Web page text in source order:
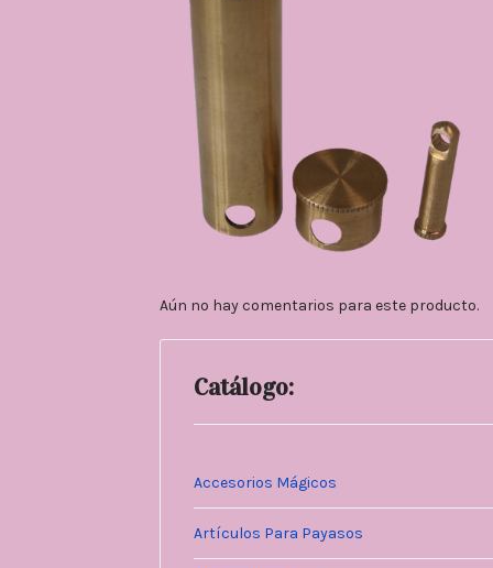
Aún no hay comentarios para este producto.
Catálogo:
Accesorios Mágicos
Artículos Para Payasos